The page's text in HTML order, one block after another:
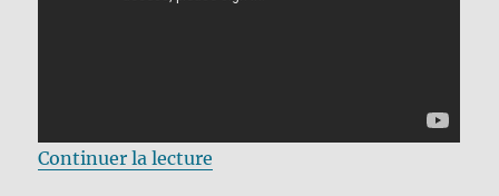
Continuer la lecture